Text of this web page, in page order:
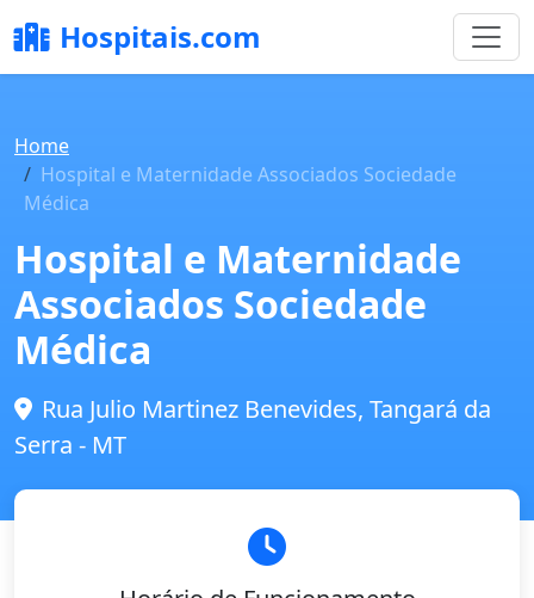
Hospitais.com
Home
Hospital e Maternidade Associados Sociedade
Médica
Hospital e Maternidade
Associados Sociedade
Médica
Rua Julio Martinez Benevides, Tangará da
Serra - MT